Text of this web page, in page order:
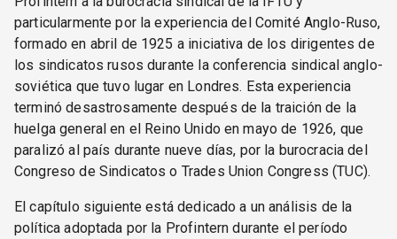
particularmente por la experiencia del Comité Anglo-Ruso,
formado en abril de 1925 a iniciativa de los dirigentes de
los sindicatos rusos durante la conferencia sindical anglo-
soviética que tuvo lugar en Londres. Esta experiencia
terminó desastrosamente después de la traición de la
huelga general en el Reino Unido en mayo de 1926, que
paralizó al país durante nueve días, por la burocracia del
Congreso de Sindicatos o Trades Union Congress (TUC).
El capítulo siguiente está dedicado a un análisis de la
política adoptada por la Profintern durante el período